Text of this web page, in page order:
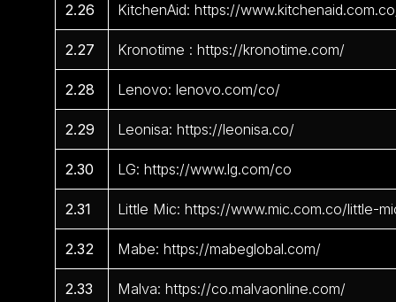
2.26 KitchenAid: https://
2.27 Kronotime : https://kronotime.com/
2.28 Lenovo: lenovo.com/co/
2.29 Leonisa: https://leonisa.co/
2.30 LG: https://www.lg.com/co
2.31 Little Mic: https://www.mic.com.co/little-
2.32 Mabe: https://mabeglobal.com/
2.33 Malva: https://co.malvaonline.com/